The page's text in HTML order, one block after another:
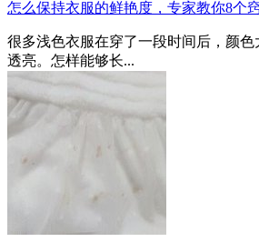
怎么保持衣服的鲜艳度，专家教你8个
很多浅色衣服在穿了一段时间后，颜
透亮。怎样能够长...